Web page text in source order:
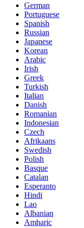
German
Portuguese
Spanish
Russian
Japanese
Korean
Arabic
Irish
Greek
Turkish
Italian
Danish
Romanian
Indonesian
Czech
Afrikaans
Swedish
Polish
Basque
Catalan
Esperanto
Hindi
Lao
Albanian
Amharic